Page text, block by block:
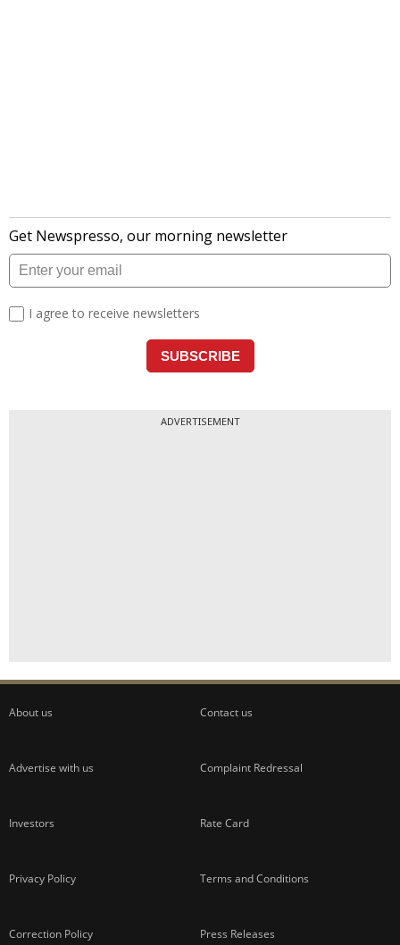
ADVERTISEMENT
About us Contact us
Advertise with us Complaint Redressal
Investors Rate Card
Privacy Policy Terms and Conditions
Correction Policy Press Releases